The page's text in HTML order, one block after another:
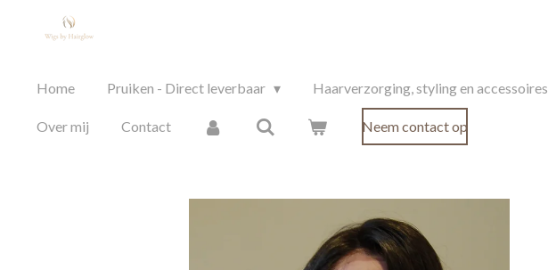
Home Pruiken - Direct leverbaar Haarverzorging, styling en accessoires
Over mij Contact Neem contact op